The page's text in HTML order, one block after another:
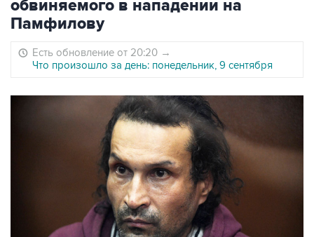
обвиняемого в нападении на
Памфилову
Есть обновление от 20:20 →
Что произошло за день: понедельник, 9 сентября